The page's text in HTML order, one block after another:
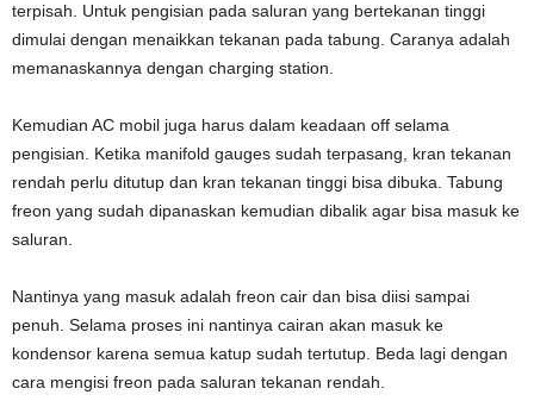
terpisah. Untuk pengisian pada saluran yang bertekanan tinggi
dimulai dengan menaikkan tekanan pada tabung. Caranya adalah
memanaskannya dengan charging station.
Kemudian AC mobil juga harus dalam keadaan off selama
pengisian. Ketika manifold gauges sudah terpasang, kran tekanan
rendah perlu ditutup dan kran tekanan tinggi bisa dibuka. Tabung
freon yang sudah dipanaskan kemudian dibalik agar bisa masuk ke
saluran.
Nantinya yang masuk adalah freon cair dan bisa diisi sampai
penuh. Selama proses ini nantinya cairan akan masuk ke
kondensor karena semua katup sudah tertutup. Beda lagi dengan
cara mengisi freon pada saluran tekanan rendah.